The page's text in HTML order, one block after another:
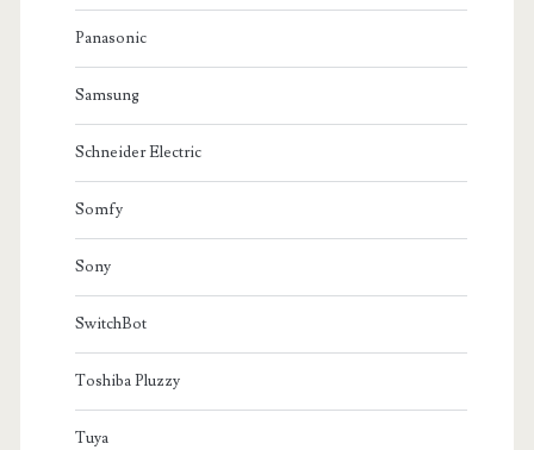
Panasonic
Samsung
Schneider Electric
Somfy
Sony
SwitchBot
Toshiba Pluzzy
Tuya